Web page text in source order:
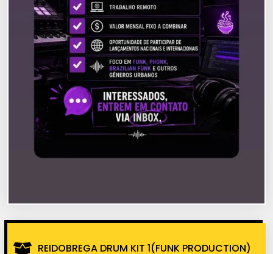
REIDOBREGA DRUM KIT 1(FUNK PRODUCTION)